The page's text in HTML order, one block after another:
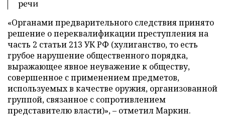
речи
«Органами предварительного следствия принято
решение о переквалификации преступления на
часть 2 статьи 213 УК РФ (хулиганство, то есть
грубое нарушение общественного порядка,
выражающее явное неуважение к обществу,
совершенное с применением предметов,
используемых в качестве оружия, организованной
группой, связанное с сопротивлением
представителю власти)», – отметил Маркин.